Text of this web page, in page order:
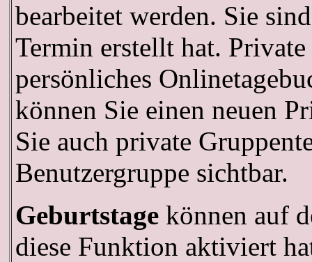
bearbeitet werden. Sie
Termin erstellt hat.
persönliches
können Sie einen neuen
Sie auch private
Benutzergruppe sichtbar.
Geburtstage können auf
diese Funktion aktiviert